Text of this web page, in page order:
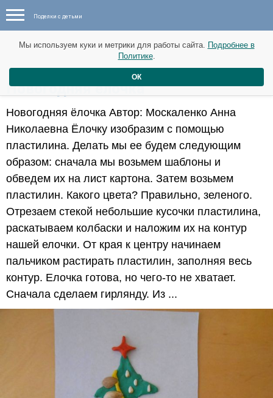
Поделки с детьми
Новогодняя ёлочка
Новогодняя ёлочка Автор: Москаленко Анна
Николаевна Ёлочку изобразим с помощью
пластилина. Делать мы ее будем следующим
образом: сначала мы возьмем шаблоны и
обведем их на лист картона. Затем возьмем
пластилин. Какого цвета? Правильно, зеленого.
Отрезаем стекой небольшие кусочки пластилина,
раскатываем колбаски и наложим их на контур
нашей елочки. От края к центру начинаем
пальчиком растирать пластилин, заполняя весь
контур. Елочка готова, но чего-то не хватает.
Сначала сделаем гирлянду. Из ...
Мы используем куки и метрики для работы сайта. Подробнее в
Политике.
ОК